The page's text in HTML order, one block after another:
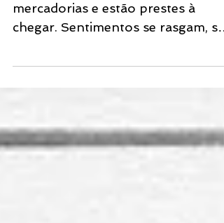
mercadorias e estão prestes à
chegar. Sentimentos se rasgam, só
era...